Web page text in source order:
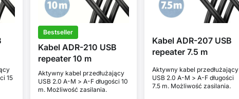
15
Bestseller
Kabel ADR-210 USB
repeater 10 m
Aktywny kabel przedłużający
USB 2.0 A-M > A-F długości 10
m. Możliwość zasilania.
Kabel ADR-207 USB
repeater 7.5 m
Aktywny kabel przedłużający
USB 2.0 A-M > A-F długości
7.5 m. Możliwość zasilania.